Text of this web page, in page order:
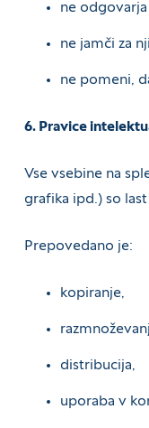
ne
ne jamči za
ne pomeni,
6. Pravice
Vse vsebine na
grafika ipd.) so
Prepovedano je:
kopiranje,
distribucija,
uporaba v